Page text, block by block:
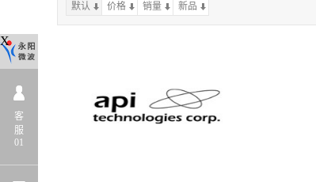
默认 价格 销量 新品
上一页下一页
X
客
服
01